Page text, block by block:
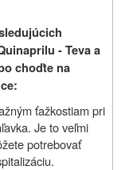
- Teva a
choďte na
ťažkostiam pri
Je to veľmi
potrebovať